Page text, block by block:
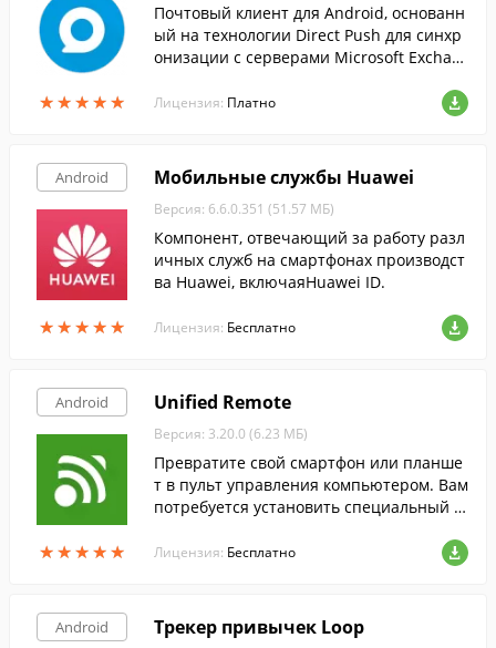
★★★★★
★★★★★
Почтовый клиент для Android, основанн
ый на технологии Direct Push для синхр
онизации с серверами Microsoft Exchan
change ActiveSync.
Лицензия: Платно
Android
★★★★★
★★★★★
Мобильные службы Huawei
Версия: 6.6.0.351 (51.57 МБ)
Компонент, отвечающий за работу разл
ичных служб на смартфонах производст
ва Huawei, включаяHuawei ID.
Лицензия: Бесплатно
Android
★★★★★
★★★★★
Unified Remote
Версия: 3.20.0 (6.23 МБ)
Превратите свой смартфон или планше
т в пульт управления компьютером. Вам
потребуется установить специальный с
иться к нему по Bluetooth или WiFi.
Лицензия: Бесплатно
Android Трекер привычек Loop